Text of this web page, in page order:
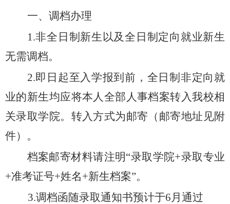
一、调档办理
1.非全日制新生以及全日制定向就业新生
无需调档。
2.即日起至入学报到前，全日制非定向就
业的新生均应将本人全部人事档案转入我校相
关录取学院。转入方式为邮寄（邮寄地址见附
件）。
档案邮寄材料请注明“录取学院+录取专业
+准考证号+姓名+新生档案”。
3.调档函随录取通知书预计于6月通过